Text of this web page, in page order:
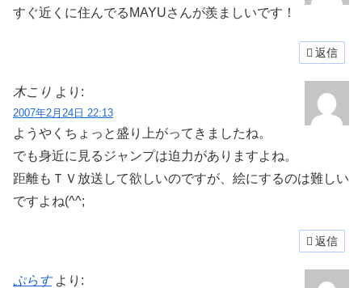
すぐ近くに住んでるMAYUさんが羨ましいです！
返信
木こり より:
2007年2月24日 22:13
ようやくちょっと盛り上がってきましたね。
でも身近に見るジャンプは迫力がありますよね。
距離もＴＶ放送して欲しいのですが、絵にするのは難しい
ですよね(^^;
返信
ぷらす より: